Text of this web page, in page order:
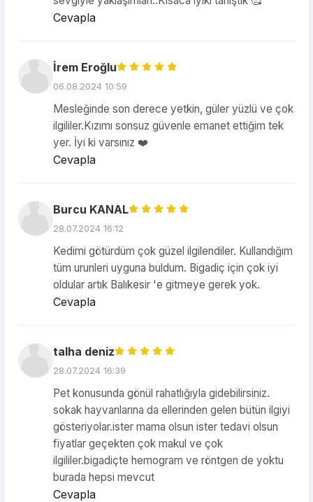
Cevapla
İrem Eroğlu
06.08.2024 10:59
Mesleğinde son derece yetkin, güler yüzlü ve çok
ilgililer.Kızımı sonsuz güvenle emanet ettiğim tek
yer. İyi ki varsınız ❤️
Cevapla
Burcu KANAL
28.07.2024 16:12
Kedimi götürdüm çok güzel ilgilendiler. Kullandığım
tüm urunleri uyguna buldum. Bigadiç için çok iyi
oldular artık Balıkesir 'e gitmeye gerek yok.
Cevapla
talha deniz
28.07.2024 16:39
Pet konusunda gönül rahatlığıyla gidebilirsiniz.
sokak hayvanlarına da ellerinden gelen bütün ilgiyi
gösteriyolar.ister mama olsun ister tedavi olsun
fiyatlar geçekten çok makul ve çok
ilgililer.bigadiçte hemogram ve röntgen de yoktu
burada hepsi mevcut
Cevapla